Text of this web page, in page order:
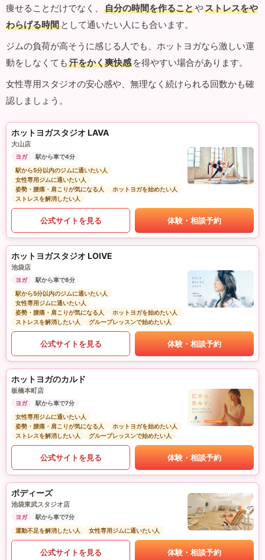
痩せることだけでなく、
自分の時間を作ることやストレスをや
わらげる時間 として通いたい人にも合います。
ジムの負荷が高そうに感じる人でも、ホットヨガなら激しい運
動をしなくても 汗をかく爽快感 を得やすい場合があります。
女性専用スタジオの安心感や、無理なく続けられる回数かも確
認しましょう。
ホットヨガスタジオ LAVA
大山店
ヨガ
駅から車で4分
駅から5分以内のジムに通いたい人
女性専用ジムに通いたい人
姿勢・腰痛・肩こりが気になる人
ホットヨガを始めたい人
ストレスを解消したい人
公式サイトを見る 体験・相談予約
ホットヨガスタジオ LOIVE
池袋店
ヨガ
駅から車で8分
駅から5分以内のジムに通いたい人
女性専用ジムに通いたい人
姿勢・腰痛・肩こりが気になる人
ホットヨガを始めたい人
ストレスを解消したい人
グループレッスンで始めたい人
公式サイトを見る 体験・相談予約
ホットヨガのカルド
板橋本町店
ヨガ
駅から車で7分
女性専用ジムに通いたい人
姿勢・腰痛・肩こりが気になる人
ホットヨガを始めたい人
ストレスを解消したい人
グループレッスンで始めたい人
公式サイトを見る 体験・相談予約
ボディーズ
池袋東武スタジオ店
ヨガ
駅から車で7分
運動不足を解消したい人
女性専用ジムに通いたい人
公式サイトを見る 体験・相談予約